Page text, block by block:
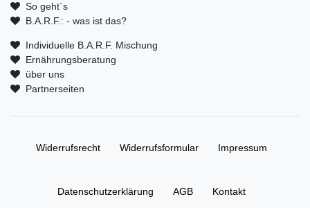
So geht´s
B.A.R.F.: - was ist das?
Individuelle B.A.R.F. Mischung
Ernährungsberatung
über uns
Partnerseiten
Widerrufs­recht Widerrufs­formular Impressum
Daten­schutz­erklärung AGB Kontakt